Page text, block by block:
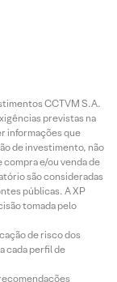
CCTVM S.A.
previstas na
informações que
de investimento, não
e/ou venda de
são consideradas
públicas. A XP
tomada pelo
de risco dos
cada perfil de